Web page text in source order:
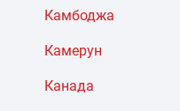
Камбоджа
Камерун
Канада